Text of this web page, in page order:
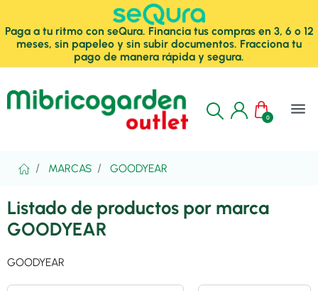
Paga a tu ritmo con seQura. Financia tus compras en 3, 6 o 12
meses, sin papeleo y sin subir documentos. Fracciona tu
pago de manera rápida y segura.
menu
0
MARCAS GOODYEAR
Listado de productos por marca
GOODYEAR
GOODYEAR